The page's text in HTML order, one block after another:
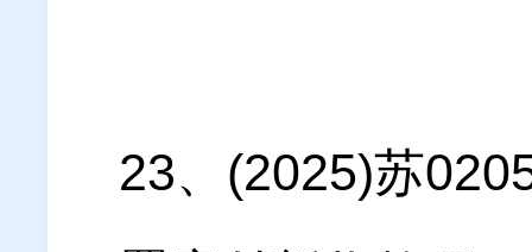
23、(2025)苏